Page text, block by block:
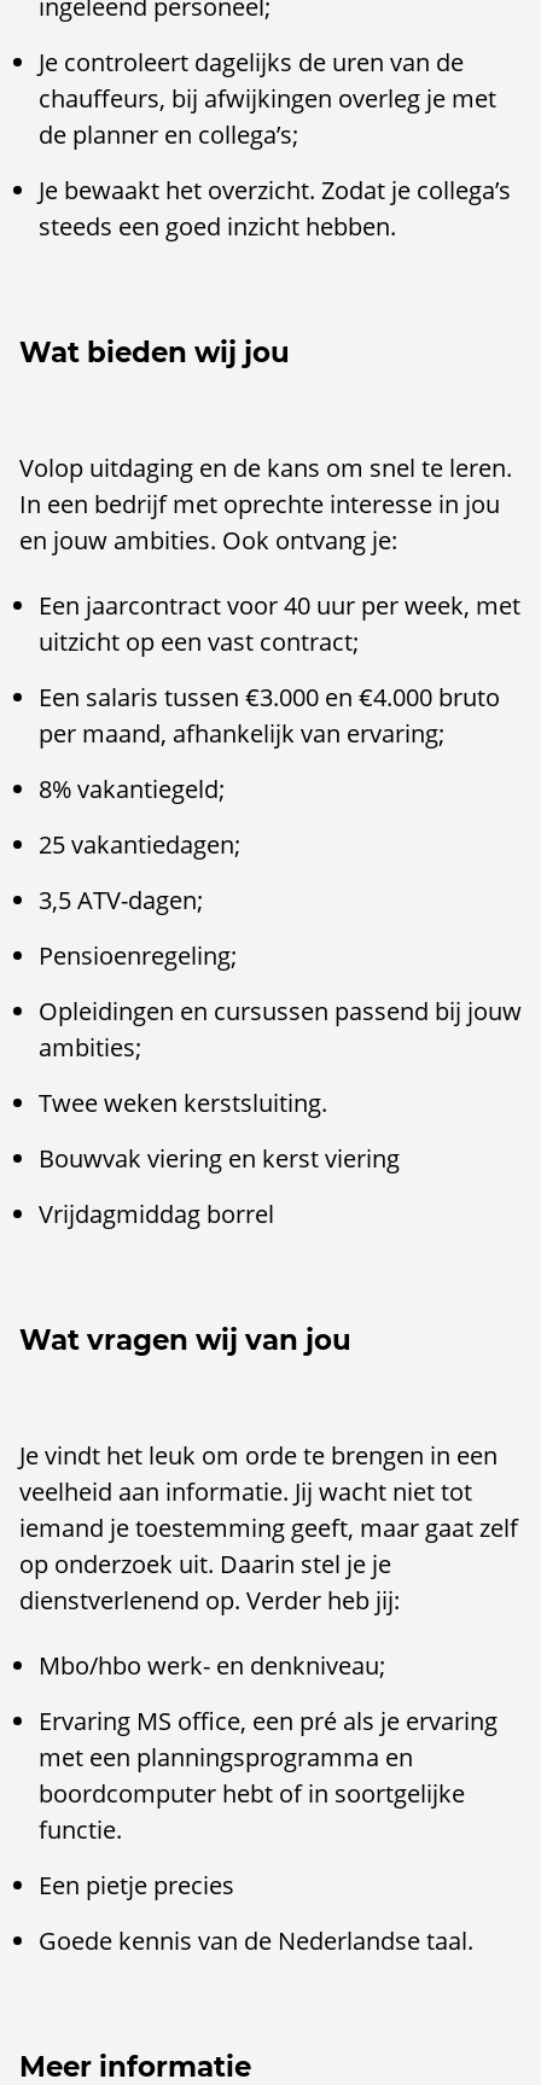
ingeleend personeel;
Je controleert dagelijks de uren van de
chauffeurs, bij afwijkingen overleg je met
de planner en collega’s;
Je bewaakt het overzicht. Zodat je collega’s
steeds een goed inzicht hebben.
Wat bieden wij jou
Volop uitdaging en de kans om snel te leren.
In een bedrijf met oprechte interesse in jou
en jouw ambities. Ook ontvang je:
Een jaarcontract voor 40 uur per week, met
uitzicht op een vast contract;
Een salaris tussen €3.000 en €4.000 bruto
per maand, afhankelijk van ervaring;
8% vakantiegeld;
25 vakantiedagen;
3,5 ATV-dagen;
Pensioenregeling;
Opleidingen en cursussen passend bij jouw
ambities;
Twee weken kerstsluiting.
Bouwvak viering en kerst viering
Vrijdagmiddag borrel
Wat vragen wij van jou
Je vindt het leuk om orde te brengen in een
veelheid aan informatie. Jij wacht niet tot
iemand je toestemming geeft, maar gaat zelf
op onderzoek uit. Daarin stel je je
dienstverlenend op. Verder heb jij:
Mbo/hbo werk- en denkniveau;
Ervaring MS office, een pré als je ervaring
met een planningsprogramma en
boordcomputer hebt of in soortgelijke
functie.
Een pietje precies
Goede kennis van de Nederlandse taal.
Meer informatie